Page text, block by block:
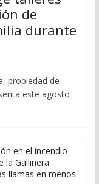
de
durante
propiedad de
este agosto
en el incendio
la Gallinera
llamas en menos